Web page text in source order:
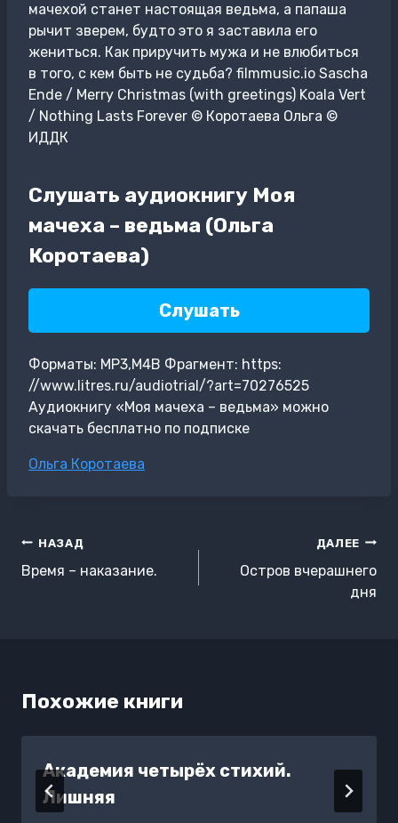
мачехой станет настоящая ведьма, а папаша
рычит зверем, будто это я заставила его
жениться. Как приручить мужа и не влюбиться
в того, с кем быть не судьба? filmmusic.io Sascha
Ende / Merry Christmas (with greetings) Koala Vert
/ Nothing Lasts Forever © Коротаева Ольга ©
ИДДК
Слушать аудиокнигу Моя
мачеха – ведьма (Ольга
Коротаева)
Слушать
Форматы: MP3,M4B Фрагмент: https:
//www.litres.ru/audiotrial/?art=70276525
Аудиокнигу «Моя мачеха – ведьма» можно
скачать бесплатно по подписке
Метки
Ольга Коротаева
Навигация
по
НАЗАД
Время – наказание.
ДАЛЕЕ
Остров вчерашнего
дня
Похожие книги
Академия четырёх стихий.
Лишняя